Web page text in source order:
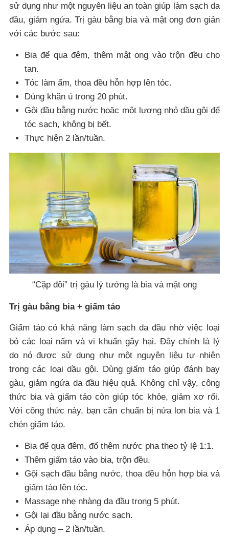
sử dụng như một nguyên liệu an toàn giúp làm sạch da
đầu, giảm ngứa. Trị gàu bằng bia và mật ong đơn giản
với các bước sau:
Bia để qua đêm, thêm mật ong vào trộn đều cho
tan.
Tóc làm ẩm, thoa đều hỗn hợp lên tóc.
Dùng khăn ủ trong 20 phút.
Gội đầu bằng nước hoặc một lượng nhỏ dầu gội để
tóc sạch, không bị bết.
Thực hiện 2 lần/tuần.
“Cặp đôi” trị gàu lý tưởng là bia và mật ong
Trị gàu bằng bia + giấm táo
Giấm táo có khả năng làm sạch da đầu nhờ việc loại
bỏ các loại nấm và vi khuẩn gây hại. Đây chính là lý
do nó được sử dụng như một nguyên liệu tự nhiên
trong các loại dầu gội. Dùng giấm táo giúp đánh bay
gàu, giảm ngứa da đầu hiệu quả. Không chỉ vậy, công
thức bia và giấm táo còn giúp tóc khỏe, giảm xơ rối.
Với công thức này, bạn cần chuẩn bị nửa lon bia và 1
chén giấm táo.
Bia để qua đêm, đổ thêm nước pha theo tỷ lệ 1:1.
Thêm giấm táo vào bia, trộn đều.
Gội sạch đầu bằng nước, thoa đều hỗn hợp bia và
giấm táo lên tóc.
Massage nhẹ nhàng da đầu trong 5 phút.
Gội lại đầu bằng nước sạch.
Áp dụng – 2 lần/tuần.